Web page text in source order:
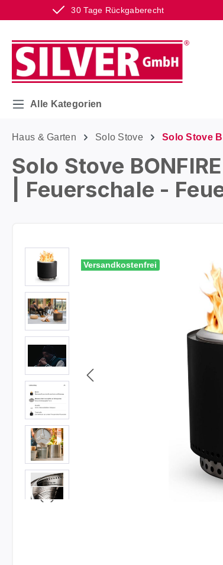
30 Tage Rückgaberecht
Hauptinhalt springen
Zur Suche springen
Zur Hauptnavigation springen
Alle Kategorien
Haus & Garten Solo Stove Solo Stove
Solo Stove
| Feuerschale -
Bildergalerie überspringen
Versandkostenfrei